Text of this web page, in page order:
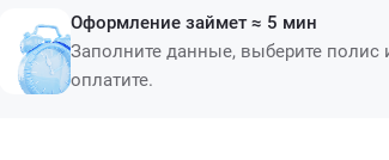
Оформление займет ≈ 5 мин
Заполните данные, выберите полис
оплатите.